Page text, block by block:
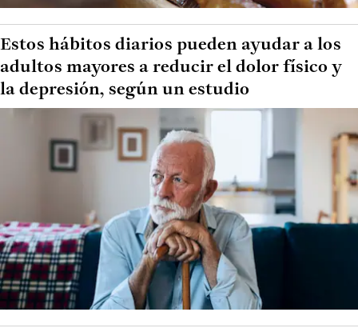
Estos hábitos diarios pueden ayudar a los
adultos mayores a reducir el dolor físico y
la depresión, según un estudio